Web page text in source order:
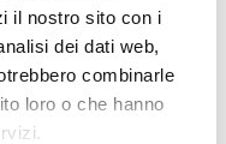
il nostro sito con i
dei dati web,
combinarle
loro o che hanno